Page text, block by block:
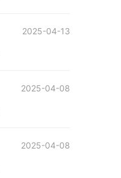
2025-04-13
2025-04-08
2025-04-08